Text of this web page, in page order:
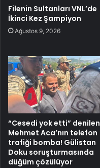
Filenin Sultanları VNL’de
İkinci Kez Şampiyon
Ağustos 9, 2026
“Cesedi yok etti” denilen
Mehmet Aca’nın telefon
trafiği bomba! Gülistan
Doku soruşturmasında
düğüm çözülüyor